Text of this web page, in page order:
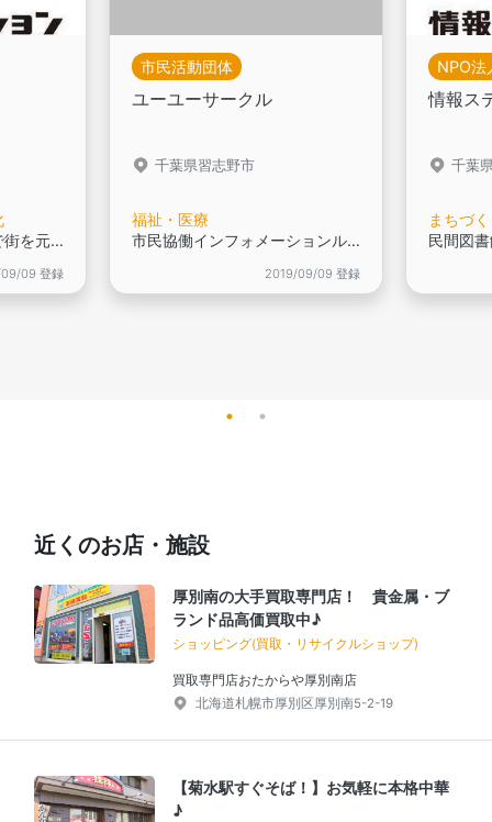
民間図書館とイベントで街を元気に！,
09 登録
市民活動団体
ユーユーサークル
千葉県習志野市
福祉・医療
市民協働インフォメーションルーム登録団体です,
2019/09/09 登録
NPO法
情報ス
千葉
まちづ
近くのお店・施設
厚別南の大手買取専門店！ 貴金属・ブ
ランド品高価買取中♪
ショッピング(買取・リサイクルショップ)
買取専門店おたからや厚別南店
北海道札幌市厚別区厚別南5-2-19
【菊水駅すぐそば！】お気軽に本格中華
♪